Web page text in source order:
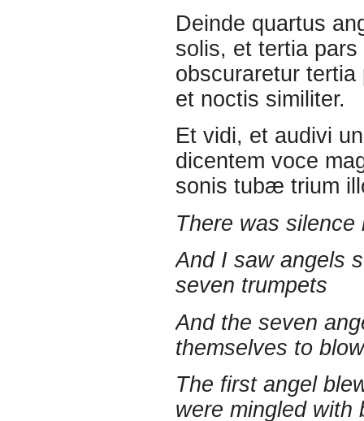
Deinde quartus
solis, et tertia
obscuraretur
et noctis similiter.
Et vidi, et audivi
dicentem voce
sonis tubæ trium
There was silence
And I saw angels
seven trumpets
And the seven
themselves to blow
The first angel
were mingled with